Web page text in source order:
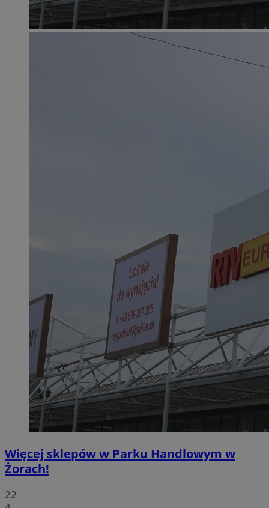
Więcej sklepów w Parku Handlowym w
Żorach!
22